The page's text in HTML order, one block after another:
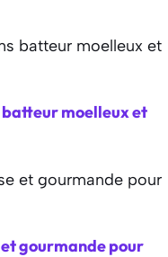
moelleux et
gourmande pour